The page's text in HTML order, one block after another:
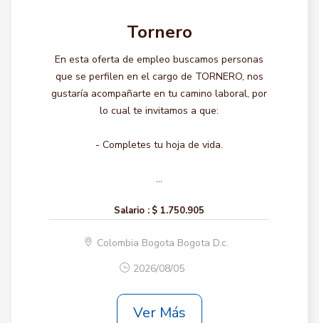
Tornero
En esta oferta de empleo buscamos personas
que se perfilen en el cargo de TORNERO, nos
gustaría acompañarte en tu camino laboral, por
lo cual te invitamos a que:
- Completes tu hoja de vida.
...
Salario : $ 1.750.905
Colombia Bogota Bogota D.c.
2026/08/05
Ver Más